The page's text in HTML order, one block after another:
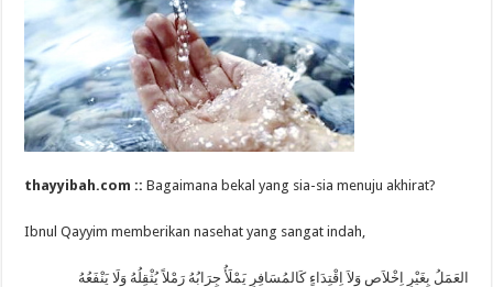
thayyibah.com ::Bagaimana bekal yang sia-sia menuju akhirat?
Ibnul Qayyim memberikan nasehat yang sangat indah,
العَمَلُ بِغَيْرِ اِخْلاَصٍ وَلاَ اِقْتِدَاءٍ كَالمُسَافِرِ يَمْلَأُ جِرَابُهُ رَمْلاً يُثْقِلُهُ وَلَا يَنْفَعُهُ